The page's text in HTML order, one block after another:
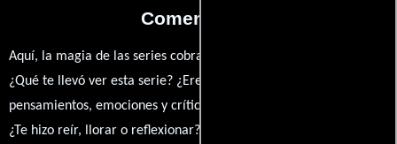
Comentarios
Aquí, la magia de las series cobra vida a través de tus opiniones.
¿Qué te llevó ver esta serie? ¿Eres fan de? Comparte tus
pensamientos, emociones y críticas sobre Murdoch Mysteries.
¿Te hizo reír, llorar o reflexionar? Este es el lugar para